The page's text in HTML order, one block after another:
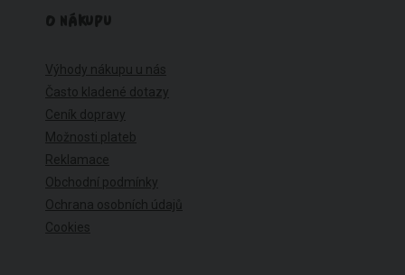
O NÁKUPU
Výhody nákupu u nás
Často kladené dotazy
Ceník dopravy
Možnosti plateb
Reklamace
Obchodní podmínky
Ochrana osobních údajů
Cookies